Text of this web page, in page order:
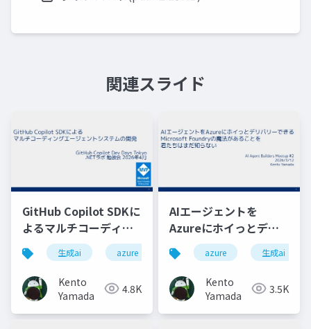
関連スライド
GitHub Copilot SDKに
よるマルチコーディン
グエージェントシステ
ムの開発
生成ai azure aiエージェント github
Kento
Yamada
4.8K
AIエージェントを
Azureにホイっとデリ
バリーできる
Microsoft Foundryの
魔法があることを君た
ちはまだ知らない
azure 生成ai
Kento
Yamada
3.5K